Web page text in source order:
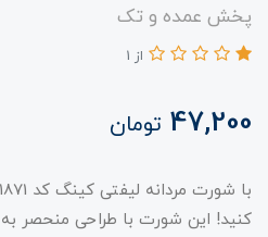
پخش عمده و تک
از 1
47,200 تومان
کنید! این شورت با طراحی منحصر به